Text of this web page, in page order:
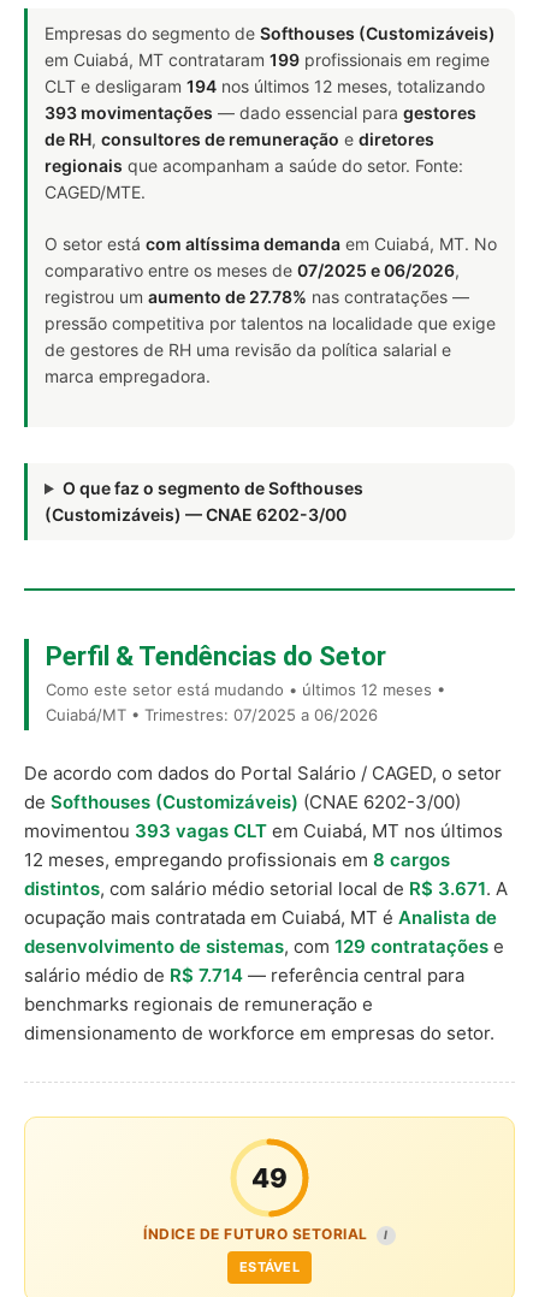
Empresas do segmento de Softhouses (Customizáveis)
em Cuiabá, MT contrataram 199 profissionais em regime
CLT e desligaram 194 nos últimos 12 meses, totalizando
393 movimentações — dado essencial para gestores
de RH, consultores de remuneração e diretores
regionais que acompanham a saúde do setor. Fonte:
CAGED/MTE.
O setor está com altíssima demanda em Cuiabá, MT. No
comparativo entre os meses de 07/2025 e 06/2026,
registrou um aumento de 27.78% nas contratações —
pressão competitiva por talentos na localidade que exige
de gestores de RH uma revisão da política salarial e
marca empregadora.
O que faz o segmento de Softhouses
(Customizáveis) — CNAE 6202-3/00
Perfil & Tendências do Setor
Como este setor está mudando • últimos 12 meses •
Cuiabá/MT • Trimestres: 07/2025 a 06/2026
De acordo com dados do Portal Salário / CAGED, o setor
de Softhouses (Customizáveis) (CNAE 6202-3/00)
movimentou 393 vagas CLT em Cuiabá, MT nos últimos
12 meses, empregando profissionais em 8 cargos
distintos, com salário médio setorial local de R$ 3.671. A
ocupação mais contratada em Cuiabá, MT é Analista de
desenvolvimento de sistemas, com 129 contratações e
salário médio de R$ 7.714 — referência central para
benchmarks regionais de remuneração e
dimensionamento de workforce em empresas do setor.
49
ÍNDICE DE FUTURO SETORIAL I
ESTÁVEL